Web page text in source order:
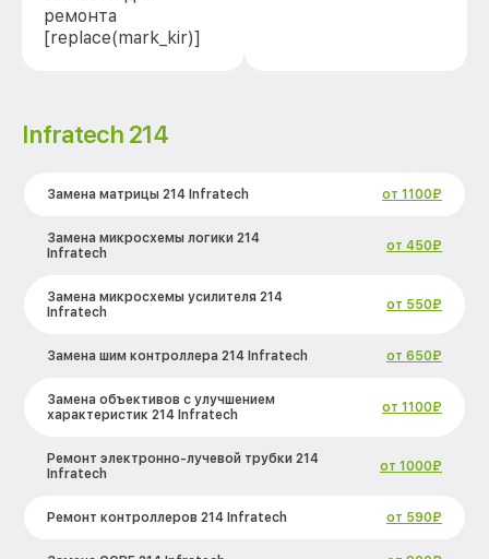
ремонта
[replace(mark_kir)]
Infratech 214
Замена матрицы 214 Infratech от 1100₽
Замена микросхемы логики 214
Infratech
от 450₽
Замена микросхемы усилителя 214
Infratech
от 550₽
Замена шим контроллера 214 Infratech от 650₽
Замена объективов с улучшением
характеристик 214 Infratech
от 1100₽
Ремонт электронно-лучевой трубки 214
Infratech
от 1000₽
Ремонт контроллеров 214 Infratech от 590₽